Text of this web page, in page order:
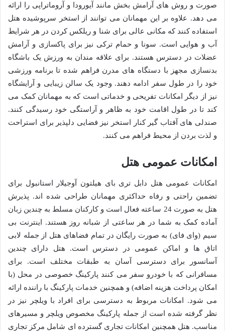
صورت و روش های آرامش بخش مانند آیورودا و آروماتراپی را ارائه
می دهد. علاوه بر این مهمانان می توانند از استخر سرپوشیده هتل
استفاده کنند که مکانی عالی برای شنا و ریلکس کردن در هر شرایط
آب و هوایی است. سونا و حمام ترکی نیز برای پاکسازی و آرامش
عضلات در دسترس هستند. برای علاقه مندان به ورزش یک باشگاه
بدنسازی مجهز با دستگاه های مدرن فراهم شده تا برنامه ورزشی
خود را در طول سفر ادامه دهند. وجود یک سالن زیبایی و آرایشگاه
نیز از دیگر امکانات تفریحی و خدماتی است که به مهمانان کمک می
کند تا در طول اقامت خود به ظاهر و آراستگی خود رسیدگی کنند.
صندلی های آفتاب گیر کنار استخر نیز فضایی دلپذیر برای استراحت
و لذت بردن از محیط فراهم می کنند.
امکانات عمومی هتل
امکانات عمومی هتل دابل تری بای هیلتون آوجیلار استانبول برای
تضمین راحتی و رفاه حداکثری مهمانان طراحی شده اند. پذیرش
هتل به صورت 24 ساعته فعال است و کارکنان مسلط به چندین زبان
آماده کمک به شما در هر ساعتی از شبانه روز هستند. اینترنت بی
سیم (وای فای) به صورت رایگان در تمام فضاهای هتل از جمله لابی
اتاق ها و اماکن عمومی در دسترس است. هتل دارای چندین
آسانسور برای دسترسی آسان به طبقات مختلف است. برای
مسافرانی که با خودرو سفر می کنند پارکینگ خصوصی در محل (با
امکان پرداخت هزینه اضافه) و همچنین خدمات پارکینگ با راننده ارائه
می شود. امکانات مربوط به دسترسی برای افراد با ویلچر نیز در
نظر گرفته شده است از جمله پارکینگ مخصوص ویلچر و مسیرهای
مناسب. هتل همچنین امکانات تجاری گسترده ای شامل مرکز تجاری